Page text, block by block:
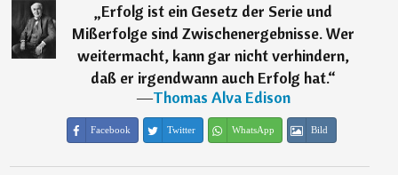
„Erfolg ist ein Gesetz der Serie und
Mißerfolge sind Zwischenergebnisse. Wer
weitermacht, kann gar nicht verhindern,
daß er irgendwann auch Erfolg hat.“
―Thomas Alva Edison
Facebook Twitter WhatsApp Bild